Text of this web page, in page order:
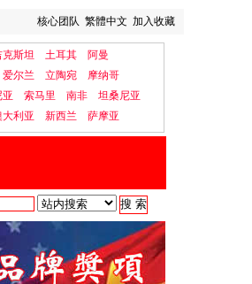
核心团队 繁體中文 加入收藏
克斯坦 土耳其
阿曼
爱尔兰 立陶宛
摩纳哥
亚 索马里 南非
坦桑尼亚
大利亚 新西兰 萨摩亚